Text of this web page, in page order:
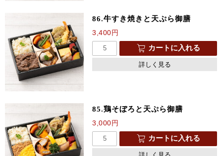
86.牛すき焼きと天ぷら御膳
3,400円
カートに入れる
詳しく見る
85.鶏そぼろと天ぷら御膳
3,000円
カートに入れる